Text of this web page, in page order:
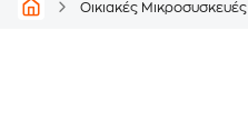
Οικιακές Μικροσυσκευές